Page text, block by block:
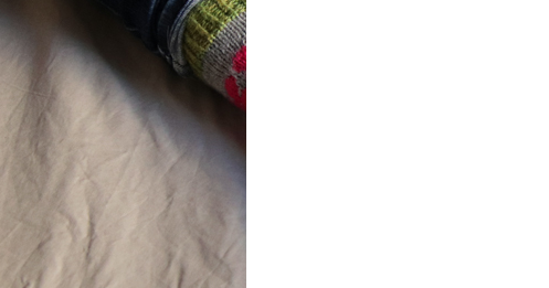
{Tricot} Flower
power socks
Ce patron a été
initialement créé pour les
membres de…